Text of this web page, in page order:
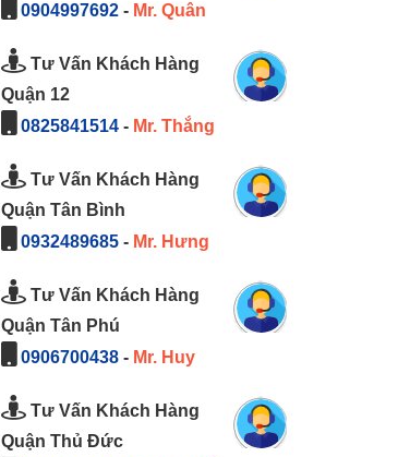
0904997692- Mr. Quân
Tư Vấn Khách Hàng
Quận 12
0825841514- Mr. Thắng
Tư Vấn Khách Hàng
Quận Tân Bình
0932489685- Mr. Hưng
Tư Vấn Khách Hàng
Quận Tân Phú
0906700438- Mr. Huy
Tư Vấn Khách Hàng
Quận Thủ Đức